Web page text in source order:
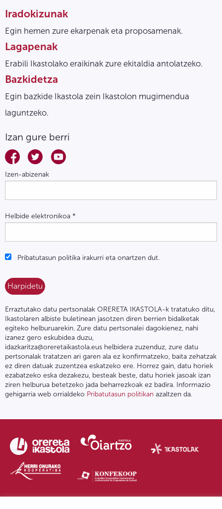
Iradokizunak
Egin hemen zure ekarpenak eta proposamenak.
Lagapenak
Erabili Ikastolako eraikinak zure ekitaldia antolatzeko.
Bazkidetza
Egin bazkide Ikastola zein Ikastolon mugimendua
laguntzeko.
Izan gure berri
Izen-abizenak
Helbide elektronikoa *
Pribatutasun politika irakurri eta onartzen dut.
Erraztutako datu pertsonalak ORERETA IKASTOLA-k tratatuko ditu,
Ikastolaren albiste buletinean jasotzen diren berrien bidalketak
egiteko helburuarekin. Zure datu pertsonalei dagokienez, nahi
izanez gero eskubidea duzu,
idazkaritza@oreretaikastola.eus helbidera zuzenduz, zure datu
pertsonalak tratatzen ari garen ala ez konfirmatzeko, baita zehatzak
ez diren datuak zuzentzea eskatzeko ere. Horrez gain, datu horiek
ezabatzeko eska dezakezu, besteak beste, datu horiek jasoak izan
ziren helburua betetzeko jada beharrezkoak ez badira. Informazio
gehigarria web orrialdeko Pribatutasun politikan azaltzen da.